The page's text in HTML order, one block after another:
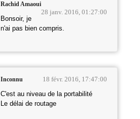
Rachid Amaoui
28 janv. 2016, 01:27:00
Bonsoir, je
n'ai pas bien compris.
Inconnu 18 févr. 2016, 17:47:00
C'est au niveau de la portabilité
Le délai de routage